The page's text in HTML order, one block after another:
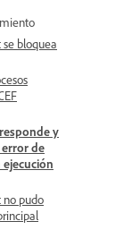
bloquea
y
de
ejecución
no pudo